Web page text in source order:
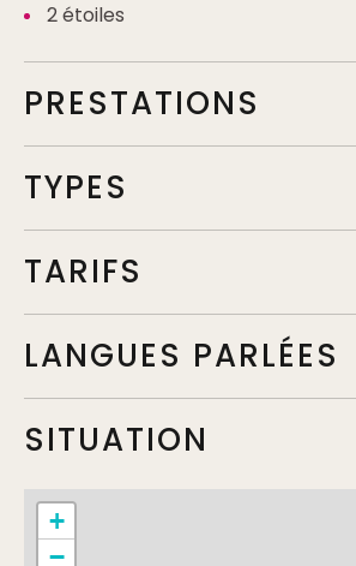
2 étoiles
PRESTATIONS
TYPES
TARIFS
LANGUES PARLÉES
SITUATION
+
−